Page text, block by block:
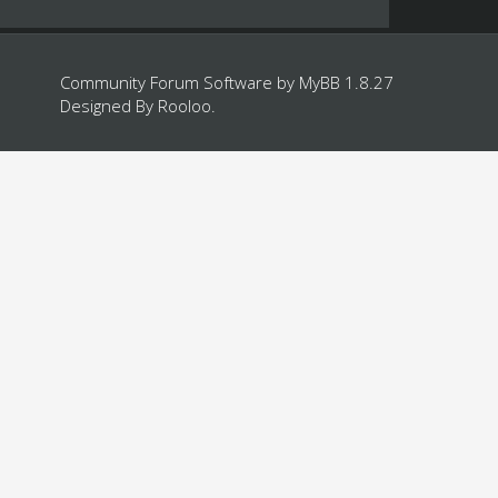
Community Forum Software by MyBB 1.8.27
Designed By Rooloo.